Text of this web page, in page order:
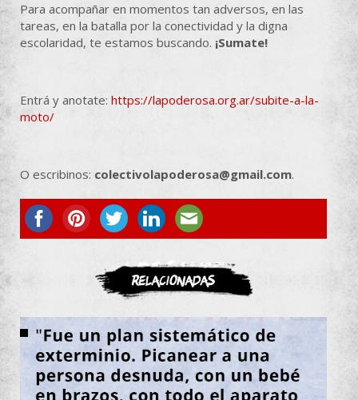
Para acompañar en momentos tan adversos, en las
tareas, en la batalla por la conectividad y la digna
escolaridad, te estamos buscando. ¡Sumate!
Entrá y anotate: https://lapoderosa.org.ar/subite-a-la-
moto/
O escribinos: colectivolapoderosa@gmail.com.
ASOCIATE
Relacionadas